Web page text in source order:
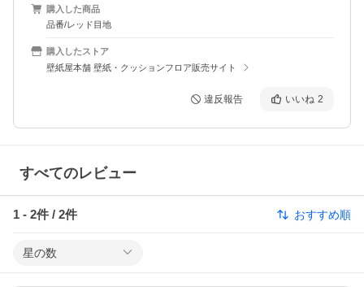
購入した商品
品番/レッド目地
購入したストア
壁紙屋本舗 壁紙・クッションフロア販売サイト
違反報告 いいね 2
すべてのレビュー
1 - 2件 / 2件 おすすめ順
星の数